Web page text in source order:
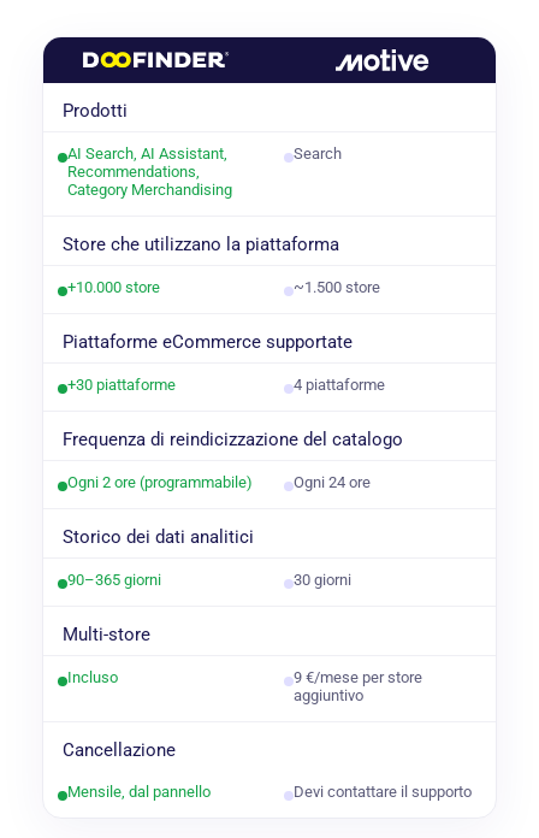
Motive
Prodotti
AI Search, AI Assistant,
Recommendations,
Category Merchandising
Search
Store che utilizzano la piattaforma
+10.000 store ~1.500 store
Piattaforme eCommerce supportate
+30 piattaforme 4 piattaforme
Frequenza di reindicizzazione del catalogo
Ogni 2 ore (programmabile) Ogni 24 ore
Storico dei dati analitici
90–365 giorni 30 giorni
Multi-store
Incluso
9 €/mese per store
aggiuntivo
Cancellazione
Mensile, dal pannello Devi contattare il supporto